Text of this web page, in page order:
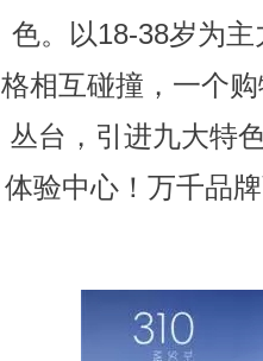
色。以18-38岁为
格相互碰撞，一个
丛台，引进九大特
体验中心！万千品